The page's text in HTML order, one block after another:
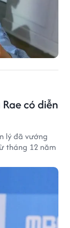
có diễn
lý đã vướng
tháng 12 năm